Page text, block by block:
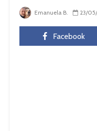
Emanuela B. 23/
Facebook